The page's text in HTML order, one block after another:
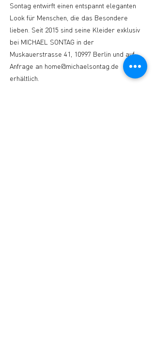
Sontag entwirft einen entspannt eleganten
Look für Menschen, die das Besondere
lieben. Seit 2015 sind seine Kleider exklusiv
bei MICHAEL SONTAG in der
Muskauerstrasse 41, 10997 Berlin und auf
Anfrage an home@michaelsontag.de
erhältlich.